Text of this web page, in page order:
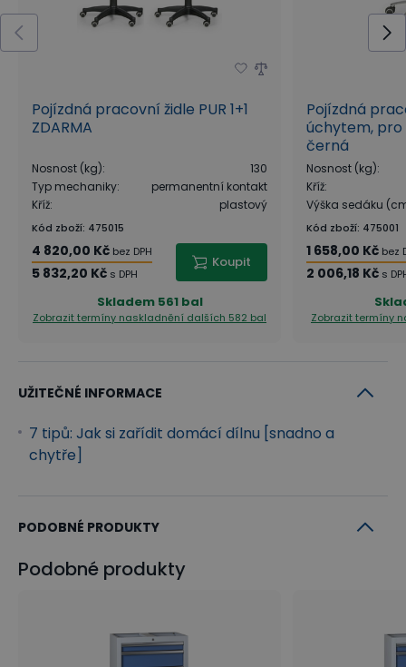
Pojízdná pracovní židle PUR 1+1
ZDARMA
Nosnost (kg):
130
Typ mechaniky:
permanentní kontakt
Kříž: plastový
Kód zboží: 475015
4 820,00 Kč bez DPH
5 832,20 Kč s DPH
Koupit
Skladem 561 bal
Zobrazit termíny naskladnění dalších 582 bal
Pojízdná
úchytem,
černá
Nosnost (kg):
Kříž:
Výška sedáku
Kód zboží: 475001
1 658,00 Kč bez
2 006,18 Kč s
Zobrazit termíny
UŽITEČNÉ INFORMACE
7 tipů: Jak si zařídit domácí dílnu [snadno a
chytře]
PODOBNÉ PRODUKTY
Podobné produkty